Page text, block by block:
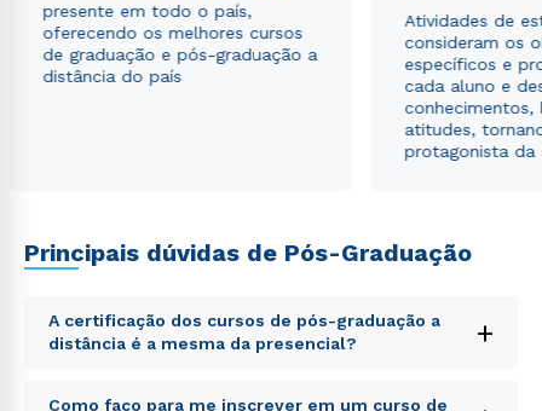
presente em todo o país,
oferecendo os melhores cursos
de graduação e pós-graduação a
distância do país
Atividades de
consideram os
específicos e
cada aluno e
conhecimentos,
atitudes,
protagonista da
Principais dúvidas de Pós-Graduação
A certificação dos cursos de pós-graduação a
distância é a mesma da presencial?
+
Sed ut perspiciatis unde omnis iste natus error sit
Como faço para me inscrever em um curso de